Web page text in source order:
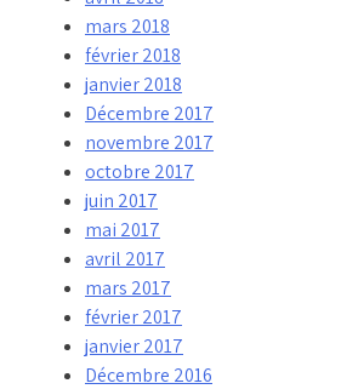
mars 2018
février 2018
janvier 2018
Décembre 2017
novembre 2017
octobre 2017
juin 2017
mai 2017
avril 2017
mars 2017
février 2017
janvier 2017
Décembre 2016